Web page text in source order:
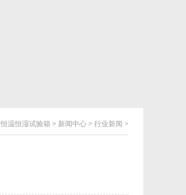
恒温恒湿试验箱 > 新闻中心 > 行业新闻 >